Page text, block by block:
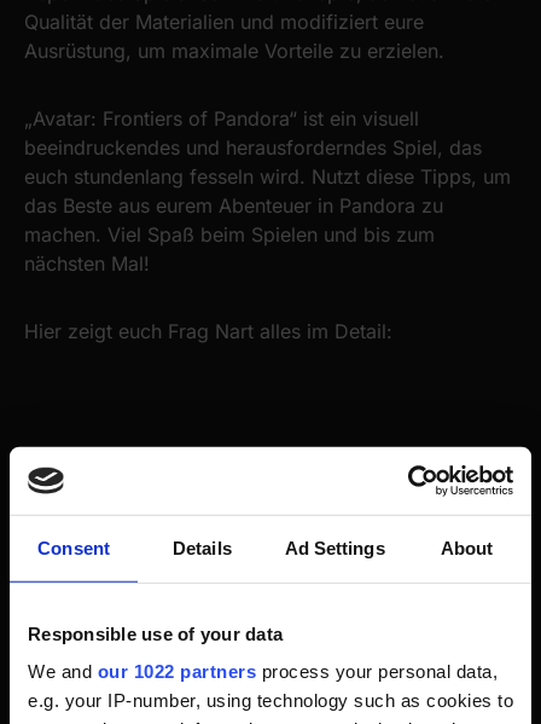
Consent Details Ad Settings About
Responsible use of your data
We and our 1022 partners process your personal data,
e.g. your IP-number, using technology such as cookies to
Qualität der Materialien und modifiziert eure
Ausrüstung, um maximale Vorteile zu erzielen.
„Avatar: Frontiers of Pandora“ ist ein visuell
beeindruckendes und herausforderndes Spiel, das
euch stundenlang fesseln wird. Nutzt diese Tipps, um
das Beste aus eurem Abenteuer in Pandora zu
machen. Viel Spaß beim Spielen und bis zum
nächsten Mal!
Hier zeigt euch Frag Nart alles im Detail: